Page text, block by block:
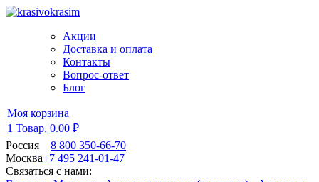
Акции
Доставка и оплата
Контакты
Вопрос-ответ
Блог
Моя корзина
1 Товар, 0.00 ₽
Россия
8 800 350-66-70
Москва+7 495 241-01-47
Связаться с нами: